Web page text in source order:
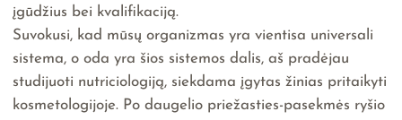
įgūdžius bei kvalifikaciją.
Suvokusi, kad mūsų organizmas yra vientisa universali
sistema, o oda yra šios sistemos dalis, aš pradėjau
studijuoti nutriciologiją, siekdama įgytas žinias pritaikyti
kosmetologijoje. Po daugelio priežasties-pasekmės ryšio